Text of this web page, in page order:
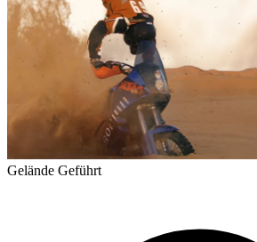
Gelände Geführt